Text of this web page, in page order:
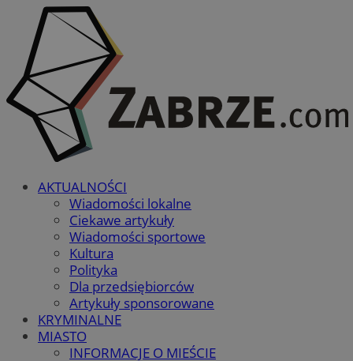
AKTUALNOŚCI
Wiadomości lokalne
Ciekawe artykuły
Wiadomości sportowe
Kultura
Polityka
Dla przedsiębiorców
Artykuły sponsorowane
KRYMINALNE
MIASTO
INFORMACJE O MIEŚCIE